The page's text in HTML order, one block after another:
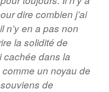
dire combien j’ai
n’y en a pas non
la solidité de
cachée dans la
un noyau de
de